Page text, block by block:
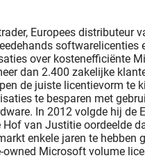
Europees distributeur
softwarelicenties
over kostenefficiënte
dan 2.400 zakelijke
de juiste licentievorm te
te besparen met
In 2012 volgde hij de
van Justitie oordeelde
enkele jaren te hebben
Microsoft volume